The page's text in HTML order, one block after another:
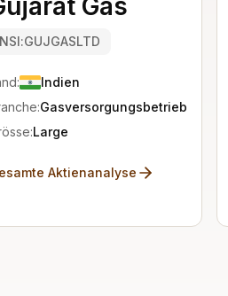
NSI:GUJGASLTD
Indien
Gasversorgungsbetriebe
Large
Aktienanalyse